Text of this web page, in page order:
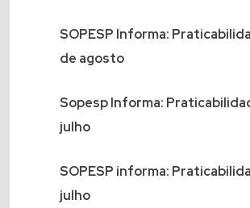
SOPESP Informa:
de agosto
Sopesp Informa:
julho
SOPESP informa:
julho